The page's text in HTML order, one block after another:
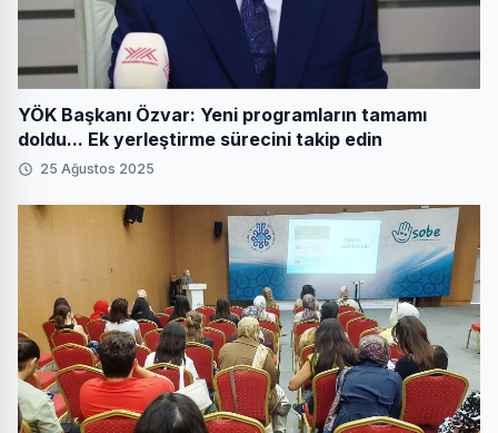
YÖK Başkanı Özvar: Yeni programların tamamı
doldu... Ek yerleştirme sürecini takip edin
25 Ağustos 2025